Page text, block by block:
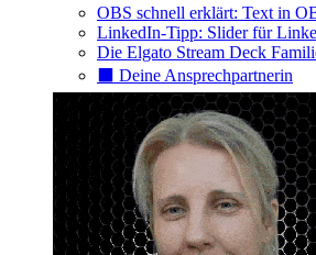
OBS schnell erklärt: Text in
LinkedIn-Tipp: Slider für
Die Elgato Stream Deck
⬛️ Deine Ansprechpartnerin